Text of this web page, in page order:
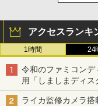
アクセスランキ
1時間 24
令和のファミコン
用「しましまディス
ライカ監修カメラ